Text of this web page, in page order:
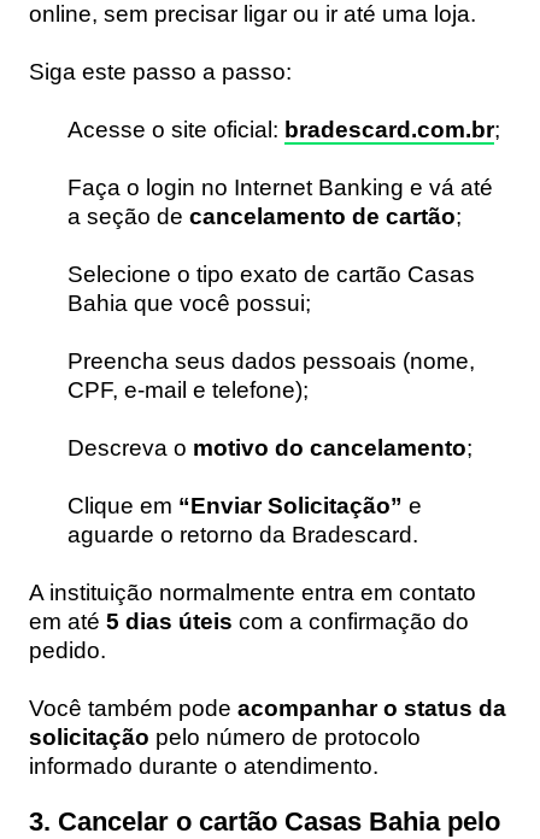
online, sem precisar ligar ou ir até uma loja.
Siga este passo a passo:
Acesse o site oficial: bradescard.com.br;
Faça o login no Internet Banking e vá até
a seção de cancelamento de cartão;
Selecione o tipo exato de cartão Casas
Bahia que você possui;
Preencha seus dados pessoais (nome,
CPF, e-mail e telefone);
Descreva o motivo do cancelamento;
Clique em “Enviar Solicitação” e
aguarde o retorno da Bradescard.
A instituição normalmente entra em contato
em até 5 dias úteis com a confirmação do
pedido.
Você também pode acompanhar o status da
solicitação pelo número de protocolo
informado durante o atendimento.
3. Cancelar o cartão Casas Bahia pelo